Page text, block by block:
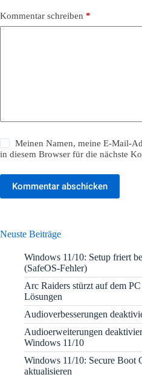
Kommentar schreiben *
Meinen Namen, meine E-Mail-
in diesem Browser für die nächste
Kommentar abschicken
Neuste Beiträge
Windows 11/10: Setup friert
(SafeOS-Fehler)
Arc Raiders stürzt auf dem
Lösungen
Audioverbesserungen
Audioerweiterungen
Windows 11/10
Windows 11/10: Secure Boot
aktualisieren